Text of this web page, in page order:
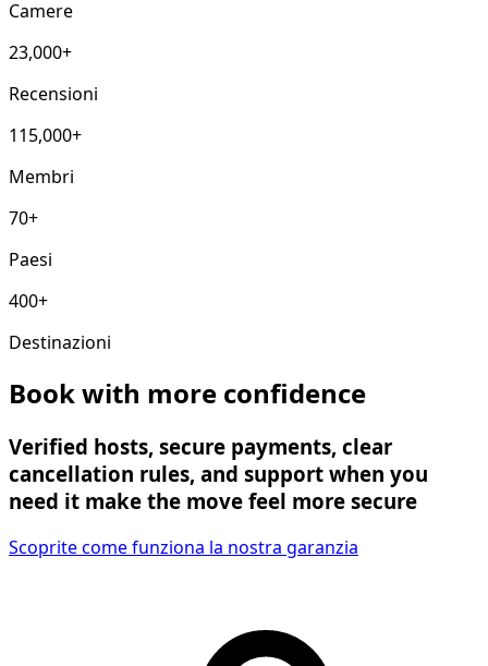
Camere
23,000+
Recensioni
115,000+
Membri
70+
Paesi
400+
Destinazioni
Book with more confidence
Verified hosts, secure payments, clear
cancellation rules, and support when you
need it make the move feel more secure
Scoprite come funziona la nostra garanzia